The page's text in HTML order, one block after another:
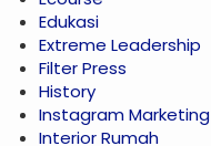
Edukasi
Extreme Leadership
Filter Press
History
Instagram Marketing
Interior Rumah